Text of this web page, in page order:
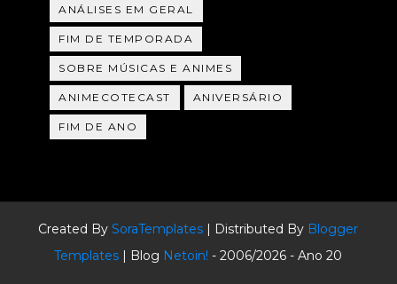
ANÁLISES EM GERAL
FIM DE TEMPORADA
SOBRE MÚSICAS E ANIMES
ANIMECOTECAST ANIVERSÁRIO
FIM DE ANO
Created BySoraTemplates | Distributed By Blogger
Templates | Blog Netoin! - 2006/2026 - Ano 20